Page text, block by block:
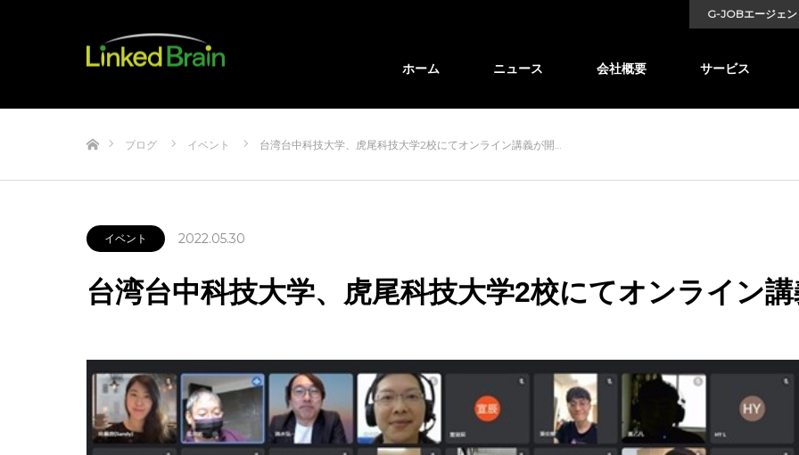
G-JOBエージェン
ホーム ニュース 会社概要 サービス
ブログ イベント 台湾台中科技大学、虎尾科技大学2校にてオンライン講義が開…
イベント 2022.05.30
台湾台中科技大学、虎尾科技大学2校にてオンライン